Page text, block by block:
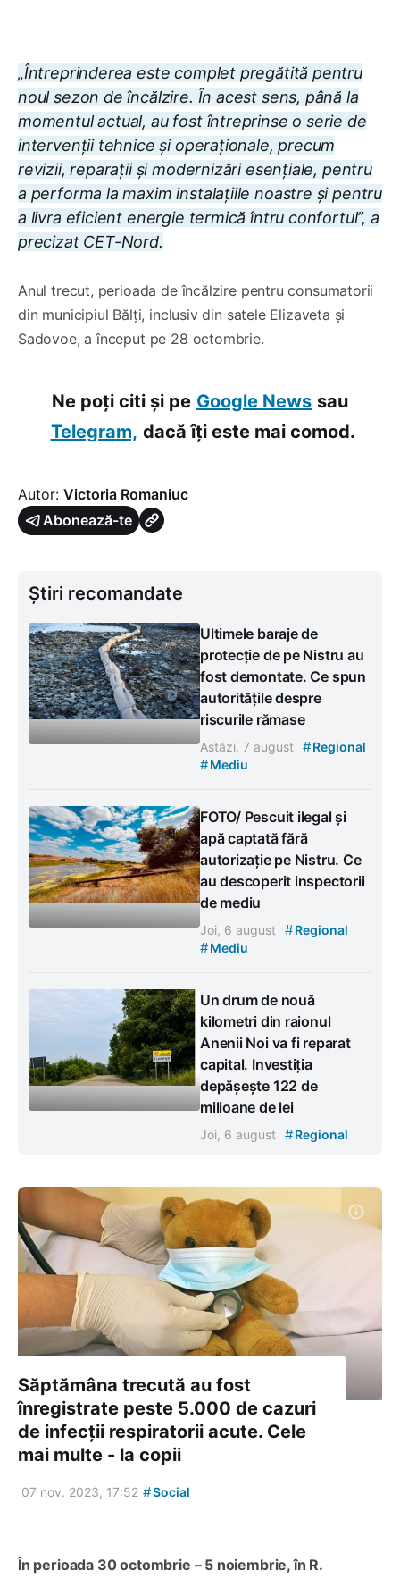
„Întreprinderea este complet pregătită pentru
noul sezon de încălzire. În acest sens, până la
momentul actual, au fost întreprinse o serie de
intervenții tehnice și operaționale, precum
revizii, reparații și modernizări esențiale, pentru
a performa la maxim instalațiile noastre și pentru
a livra eficient energie termică întru confortul”, a
precizat CET-Nord.
Anul trecut, perioada de încălzire pentru consumatorii
din municipiul Bălţi, inclusiv din satele Elizaveta și
Sadovoe, a început pe 28 octombrie.
Ne poți citi și pe Google News sau
Telegram, dacă îți este mai comod.
Autor: Victoria Romaniuc
Abonează-te
Știri recomandate
Ultimele baraje de
protecție de pe Nistru au
fost demontate. Ce spun
autoritățile despre
riscurile rămase
Astăzi, 7 august #Regional
#Mediu
FOTO/ Pescuit ilegal și
apă captată fără
autorizație pe Nistru. Ce
au descoperit inspectorii
de mediu
Joi, 6 august #Regional
#Mediu
Un drum de nouă
kilometri din raionul
Anenii Noi va fi reparat
capital. Investiția
depășește 122 de
milioane de lei
Joi, 6 august #Regional
Săptămâna trecută au fost
înregistrate peste 5.000 de cazuri
de infecții respiratorii acute. Cele
mai multe - la copii
07 nov. 2023, 17:52 #Social
În perioada 30 octombrie – 5 noiembrie, în R.